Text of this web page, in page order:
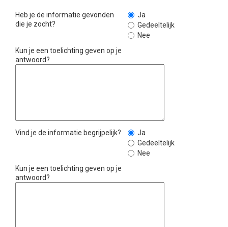
Heb je de informatie gevonden
die je zocht?
Ja
Gedeeltelijk
Nee
Kun je een toelichting geven op je
antwoord?
Vind je de informatie begrijpelijk?
Ja
Gedeeltelijk
Nee
Kun je een toelichting geven op je
antwoord?